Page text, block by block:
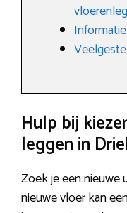
Hulp bij
leggen in
Zoek je een nieuwe
nieuwe vloer kan